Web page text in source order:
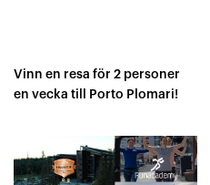
Vinn en resa för 2 personer
en vecka till Porto Plomari!